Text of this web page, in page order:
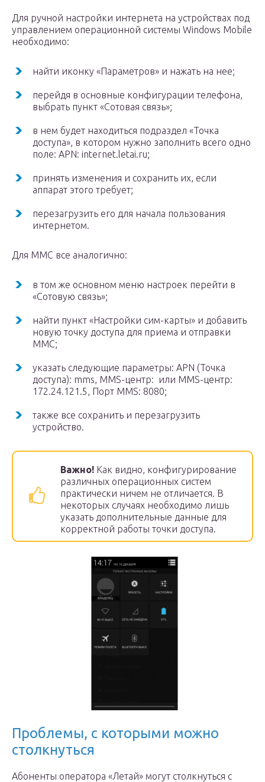
Для ручной настройки интернета на устройствах под
управлением операционной системы Windows Mobile
необходимо:
найти иконку «Параметров» и нажать на нее;
перейдя в основные конфигурации телефона,
выбрать пункт «Сотовая связь»;
в нем будет находиться подраздел «Точка
доступа», в котором нужно заполнить всего одно
поле: APN: internet.letai.ru;
принять изменения и сохранить их, если
аппарат этого требует;
перезагрузить его для начала пользования
интернетом.
Для ММС все аналогично:
в том же основном меню настроек перейти в
«Сотовую связь»;
найти пункт «Настройки сим-карты» и добавить
новую точку доступа для приема и отправки
ММС;
указать следующие параметры: APN (Точка
доступа): mms, MMS-центр: или MMS-центр:
172.24.121.5, Порт MMS: 8080;
также все сохранить и перезагрузить
устройство.
Важно! Как видно, конфигурирование
различных операционных систем
практически ничем не отличается. В
некоторых случаях необходимо лишь
указать дополнительные данные для
корректной работы точки доступа.
Проблемы, с которыми можно
столкнуться
Абоненты оператора «Летай» могут столкнуться с